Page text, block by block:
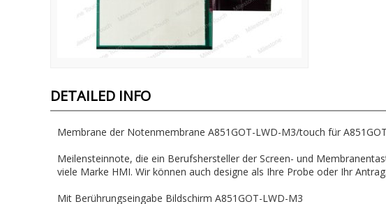
DETAILED INFO
Membrane der Notenmembrane A851GOT-LWD-M3/touch für
Meilensteinnote, die ein Berufshersteller der Screen- und
viele Marke HMI. Wir können auch designe als Ihre Probe oder Ihr Antrag.
Mit Berührungseingabe Bildschirm A851GOT-LWD-M3